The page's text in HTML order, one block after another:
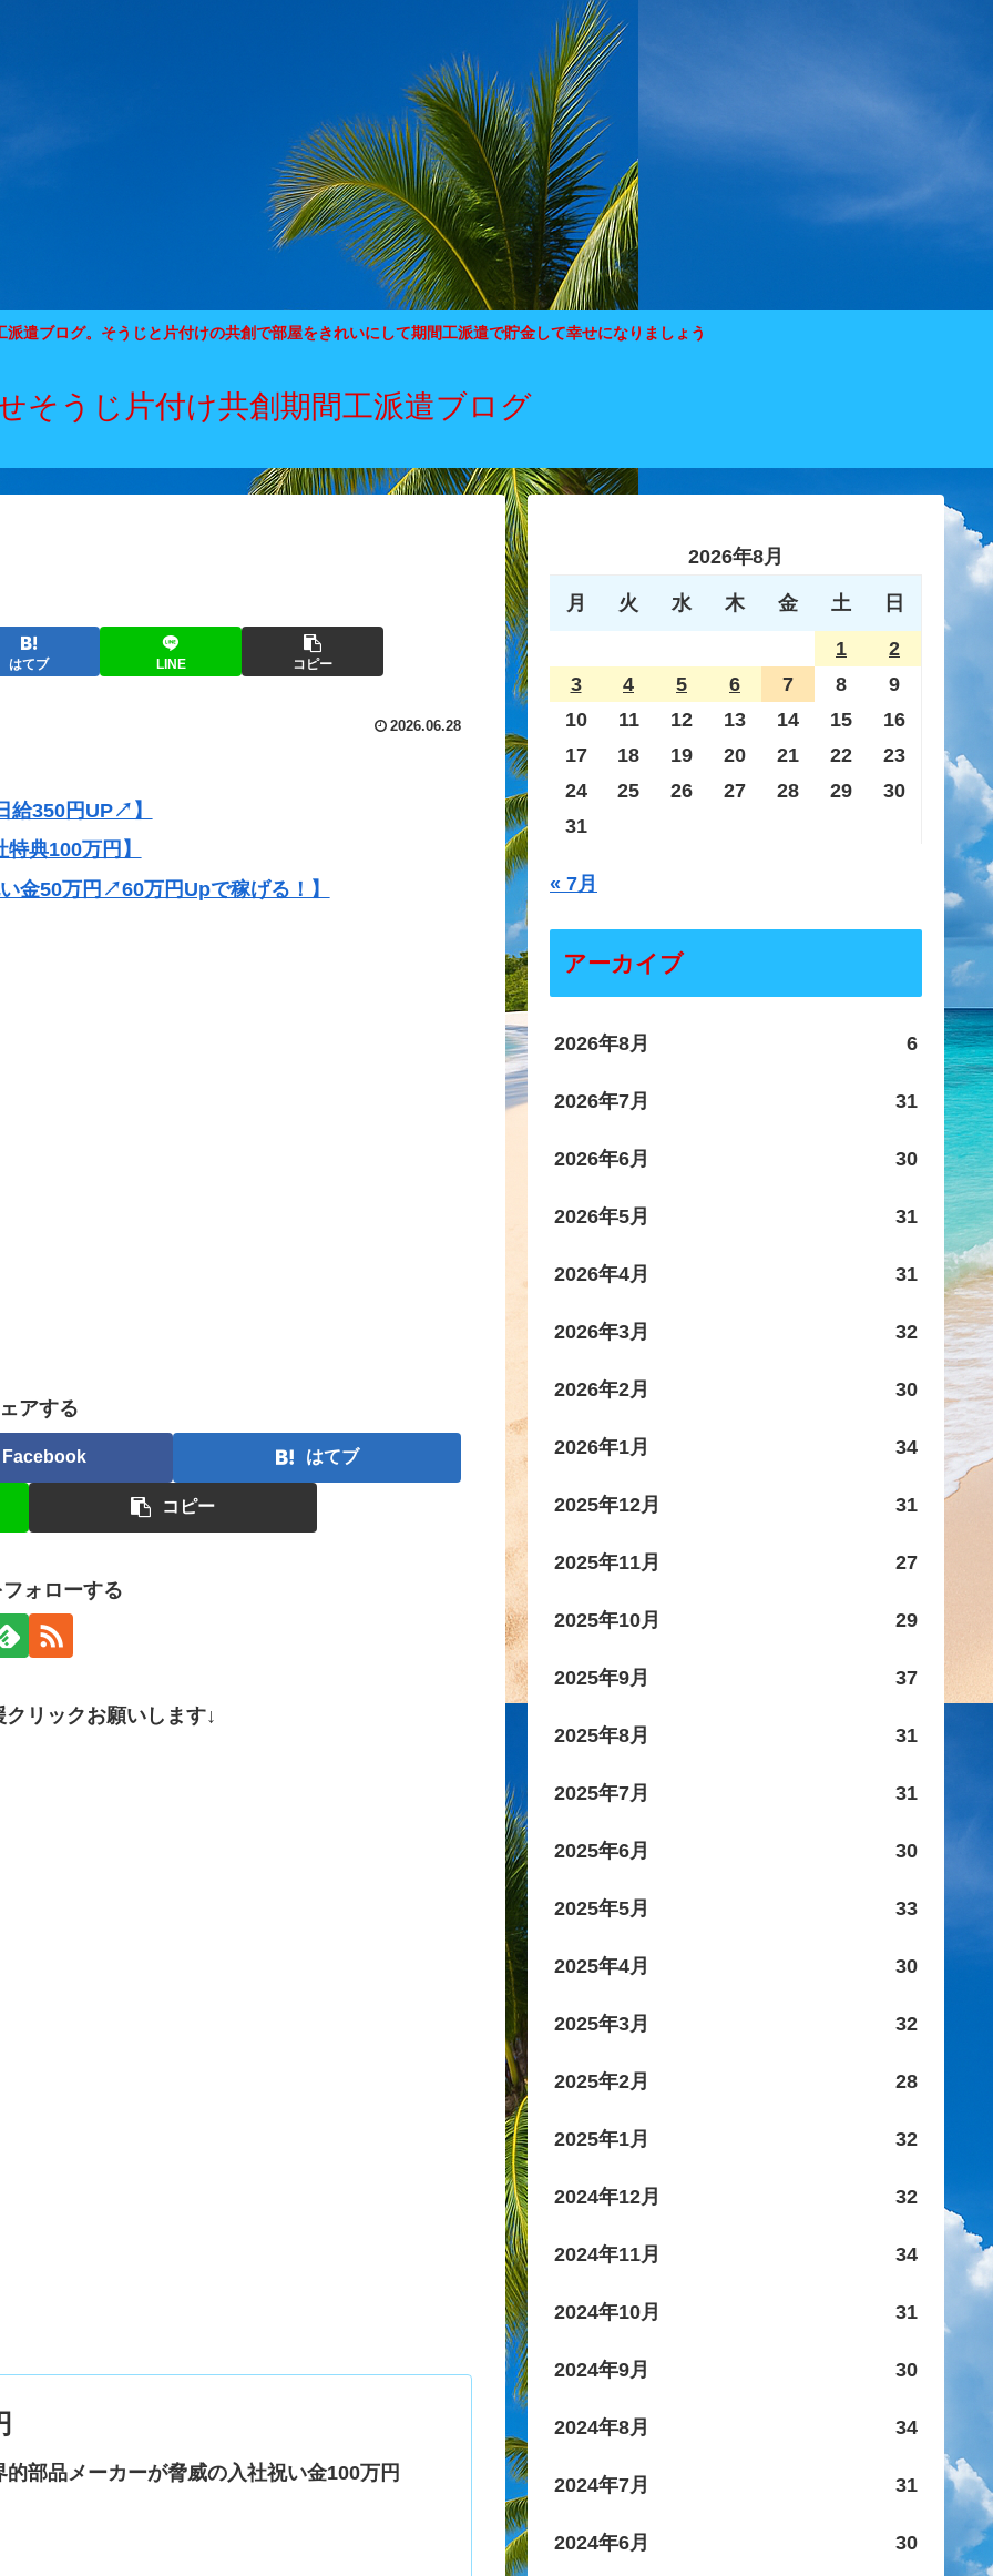
遣ブログ。そうじと片付けの共創で部屋をきれいにして期間工派遣で貯金して幸せになりましょう
そうじ片付け共創期間工派遣ブログ
はてブ LINE コピー
2026.06.28
給350円UP↗】
典100万円】
金50万円↗60万円Upで稼げる！】
アする
Facebook はてブ
コピー
ォローする
リックお願いします↓
的部品メーカーが脅威の入社祝い金100万円
2026年8月
月 火 水 木 金 土 日
1
2
3
4 5 6 7 8
9
10
11 12 13 14 15
16
17
18 19 20 21 22
23
24
25 26 27 28 29
30
31
« 7月
アーカイブ
2026年8月 6
2026年7月 31
2026年6月 30
2026年5月 31
2026年4月 31
2026年3月 32
2026年2月 30
2026年1月 34
2025年12月 31
2025年11月 27
2025年10月 29
2025年9月 37
2025年8月 31
2025年7月 31
2025年6月 30
2025年5月 33
2025年4月 30
2025年3月 32
2025年2月 28
2025年1月 32
2024年12月 32
2024年11月 34
2024年10月 31
2024年9月 30
2024年8月 34
2024年7月 31
2024年6月 30